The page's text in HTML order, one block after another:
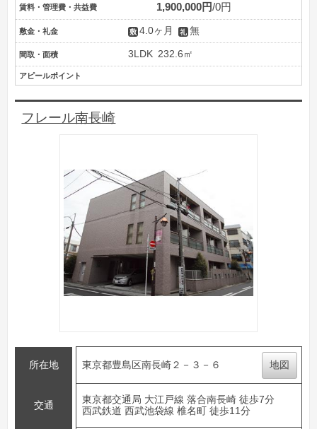
賃料・管理費・共益費 1,900,000円 0円
敷金・礼金 4.0ヶ月 無
間取・面積 3LDK 232.6㎡
アピールポイント
フレール南長崎
所在地 東京都豊島区南長崎２－３－６ 地図
交通
東京都交通局 大江戸線 落合南長崎 徒歩7分
西武鉄道 西武池袋線 椎名町 徒歩11分